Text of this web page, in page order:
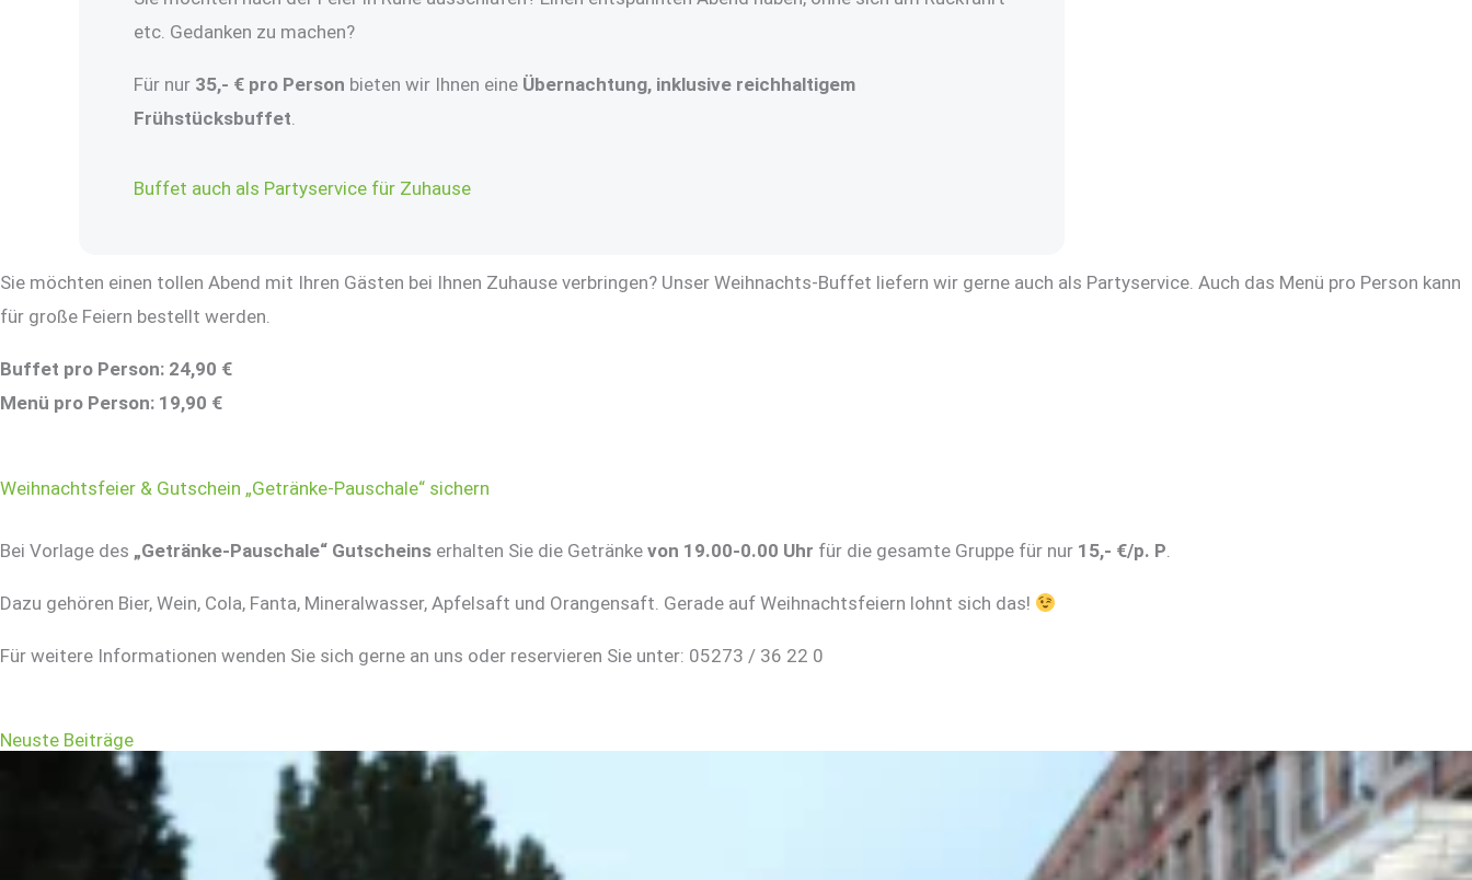
etc. Gedanken zu machen?
Für nur 35,- € pro Person bieten wir Ihnen eine Übernachtung, inklusive reichhaltigem
Frühstücksbuffet.
Buffet auch als Partyservice für Zuhause
Sie möchten einen tollen Abend mit Ihren Gästen bei Ihnen Zuhause verbringen? Unser Weihnachts-Buffet liefern wir gerne auch als Partyservice. Auch das Menü pro Person kann
für große Feiern bestellt werden.
Buffet pro Person: 24,90 €
Menü pro Person: 19,90 €
Weihnachtsfeier & Gutschein „Getränke-Pauschale“ sichern
Bei Vorlage des „Getränke-Pauschale“ Gutscheins erhalten Sie die Getränke von 19.00-0.00 Uhr für die gesamte Gruppe für nur 15,- €/p. P.
Dazu gehören Bier, Wein, Cola, Fanta, Mineralwasser, Apfelsaft und Orangensaft. Gerade auf Weihnachtsfeiern lohnt sich das!
Für weitere Informationen wenden Sie sich gerne an uns oder reservieren Sie unter: 05273 / 36 22 0
Neuste Beiträge